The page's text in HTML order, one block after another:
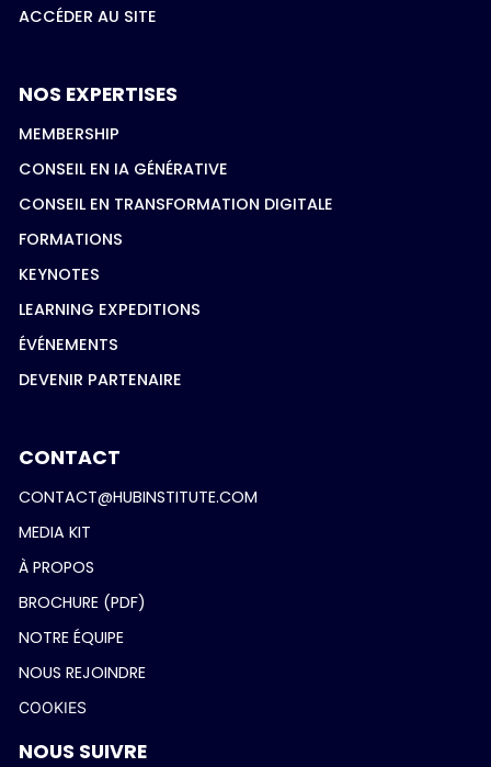
ACCÉDER AU SITE
NOS EXPERTISES
MEMBERSHIP
CONSEIL EN IA GÉNÉRATIVE
CONSEIL EN TRANSFORMATION DIGITALE
FORMATIONS
KEYNOTES
LEARNING EXPEDITIONS
ÉVÉNEMENTS
DEVENIR PARTENAIRE
CONTACT
CONTACT@HUBINSTITUTE.COM
MEDIA KIT
À PROPOS
BROCHURE (PDF)
NOTRE ÉQUIPE
NOUS REJOINDRE
COOKIES
NOUS SUIVRE